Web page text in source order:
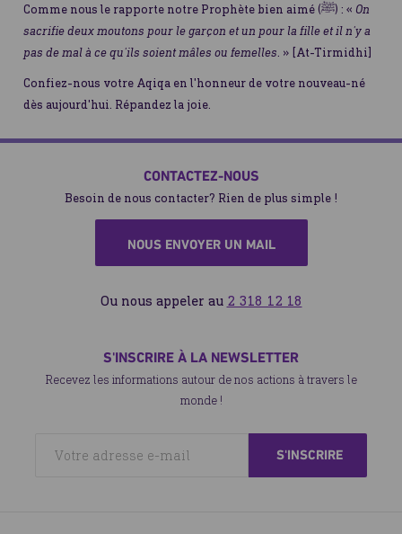
Comme nous le rapporte notre Prophète bien aimé (ﷺ) : « On
sacrifie deux moutons pour le garçon et un pour la fille et il n'y a
pas de mal à ce qu'ils soient mâles ou femelles. » [At-Tirmidhi]
Confiez-nous votre Aqiqa en l'honneur de votre nouveau-né
dès aujourd'hui. Répandez la joie.
CONTACTEZ-NOUS
Besoin de nous contacter? Rien de plus simple !
NOUS ENVOYER UN MAIL
Ou nous appeler au 2 318 12 18
S'INSCRIRE À LA NEWSLETTER
Recevez les informations autour de nos actions à travers le
monde !